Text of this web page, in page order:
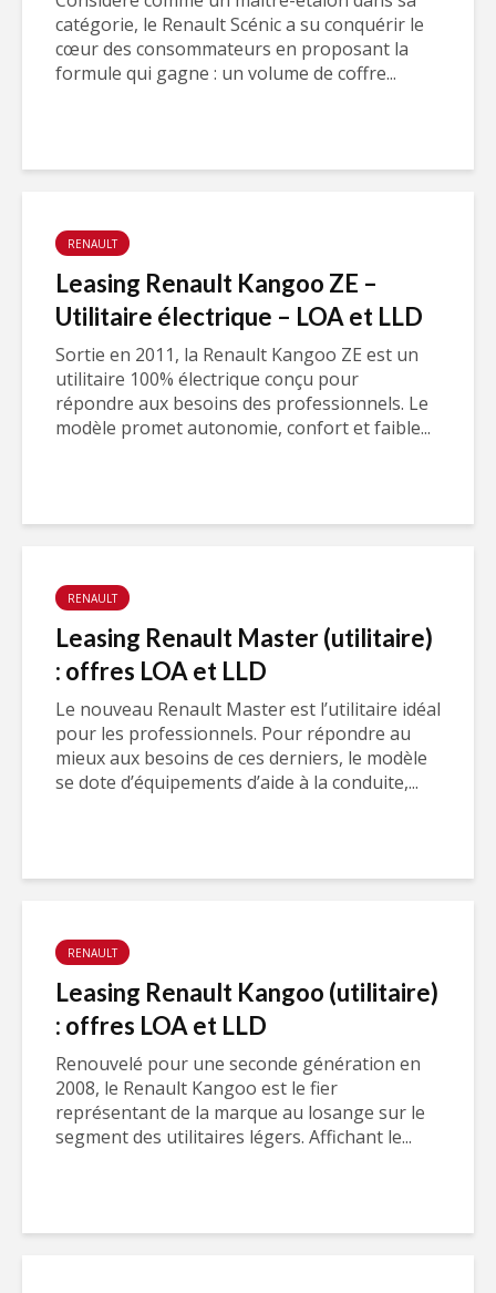
catégorie, le Renault Scénic a su conquérir le
cœur des consommateurs en proposant la
formule qui gagne : un volume de coffre...
RENAULT
Leasing Renault Kangoo ZE –
Utilitaire électrique – LOA et LLD
Sortie en 2011, la Renault Kangoo ZE est un
utilitaire 100% électrique conçu pour
répondre aux besoins des professionnels. Le
modèle promet autonomie, confort et faible...
RENAULT
Leasing Renault Master (utilitaire)
: offres LOA et LLD
Le nouveau Renault Master est l’utilitaire idéal
pour les professionnels. Pour répondre au
mieux aux besoins de ces derniers, le modèle
se dote d’équipements d’aide à la conduite,...
RENAULT
Leasing Renault Kangoo (utilitaire)
: offres LOA et LLD
Renouvelé pour une seconde génération en
2008, le Renault Kangoo est le fier
représentant de la marque au losange sur le
segment des utilitaires légers. Affichant le...